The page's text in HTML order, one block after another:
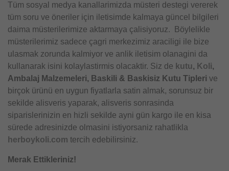
Tüm sosyal medya kanallarimizda müsteri destegi vererek
tüm soru ve öneriler için iletisimde kalmaya güncel bilgileri
daima müsterilerimize aktarmaya çalisiyoruz. Böylelikle
müsterilerimiz sadece çagri merkezimiz araciligi ile bize
ulasmak zorunda kalmiyor ve anlik iletisim olanagini da
kullanarak isini kolaylastirmis olacaktir. Siz de kutu, Koli,
Ambalaj Malzemeleri, Baskili & Baskisiz Kutu Tipleri ve
birçok ürünü en uygun fiyatlarla satin almak, sorunsuz bir
sekilde alisveris yaparak, alisveris sonrasinda
siparislerinizin en hizli sekilde ayni gün kargo ile en kisa
sürede adresinizde olmasini istiyorsaniz rahatlikla
herboykoli.com tercih edebilirsiniz.
Merak Ettikleriniz!